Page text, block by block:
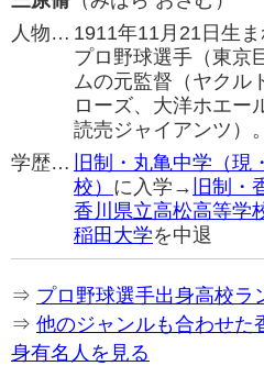
人物… 1911年11月21日生ま
プロ野球選手（東京
ムの元監督（ヤクル
ローズ、大洋ホエー
読売ジャイアンツ）。
学歴…
旧制・丸亀中学（現
校） に入学→ 旧制・
香川県立高松高等学
稲田大学を中退
⇒ プロ野球選手出身高校ラ
⇒ 他のジャンルも合わせた
身有名人を見る